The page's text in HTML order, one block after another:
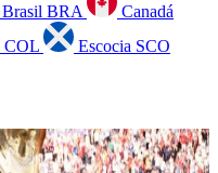
Brasil BRA
Canadá
COL Escocia SCO